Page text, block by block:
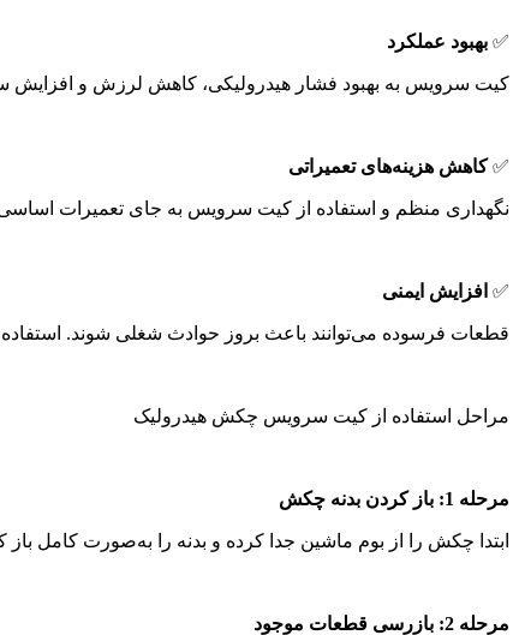
✅ بهبود عملکرد
کیت سرویس به بهبود فشار هیدرولیکی، کاهش لرزش و
✅کاهش هزینه‌های تعمیراتی
نگهداری منظم و استفاده از کیت سرویس به جای تعمیرات
✅ افزایش ایمنی
قطعات فرسوده می‌توانند باعث بروز حوادث شغلی شوند.
مراحل استفاده از کیت سرویس چکش هیدرولیک
مرحله 1: باز کردن بدنه چکش
ابتدا چکش را از بوم ماشین جدا کرده و بدنه را به‌صورت کامل باز
مرحله 2: بازرسی قطعات موجود